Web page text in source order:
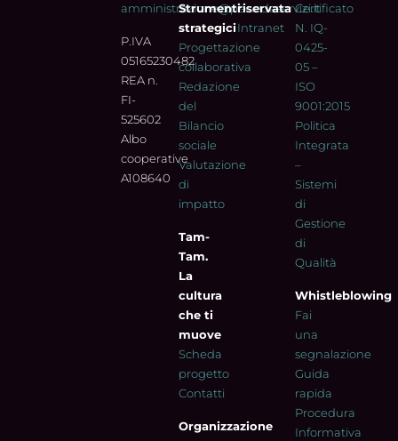
amministrazione@pec.edaservizi.it
P.IVA
05165230482
REA n.
FI-
525602
Albo
cooperative
A108640
Strumenti
strategici
Progettazione
collaborativa
Redazione
del
Bilancio
sociale
Valutazione
di
impatto
Tam-
Tam.
La
cultura
che ti
muove
Scheda
progetto
Contatti
Organizzazione
riservata
Intranet
Certificato
N. IQ-
0425-
05 –
ISO
9001:2015
Politica
Integrata
–
Sistemi
di
Gestione
di
Qualità
Whistleblowing
Fai
una
segnalazione
Guida
rapida
Procedura
Informativa